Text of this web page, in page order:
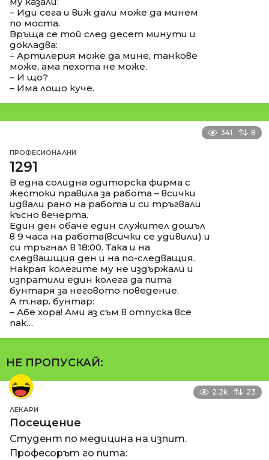
– Иди сега и виж дали може да минем
по моста.
Връща се той след десет минути и
докладва:
– Артилерия може да мине, танкове
може, ама пехота не може.
– И що?
– Има лошо куче.
341 8
ПРОФЕСИОНАЛНИ
1291
В една солидна одиторска фирма с
жестоки правила за работа – всички
идвали рано на работа и си тръгвали
късно вечерта.
Един ден обаче един служител дошъл
в 9 часа на работа(всички се удивили) и
си тръгнал в 18:00. Така и на
следвашщия ден и на по-следващия.
Накрая колегите му не издържали и
изпратили един колега да пита
бунтаря за неговото поведение.
А т.нар. бунтар:
– Абе хора! Ами аз съм в отпуска все
пак…
НЕ ПРОПУСКАЙ:
2.2k 23
ЛЕКАРИ
Посещение
Студент по медицина на изпит.
Професорът го пита: